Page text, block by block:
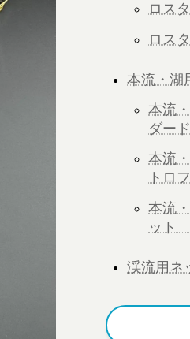
ロス
ロス
本流・湖
本流
ダード
本流
トロ
本流
ット
渓流用ネ